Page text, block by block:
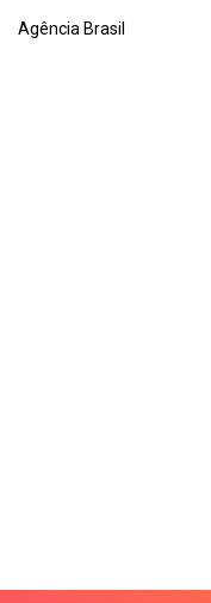
Agência Brasil